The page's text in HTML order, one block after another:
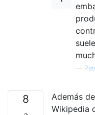
—
8 Además
Wikipedia